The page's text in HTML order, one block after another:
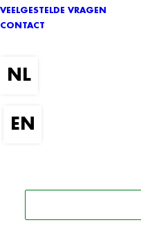
VEELGESTELDE VRAGEN
CONTACT